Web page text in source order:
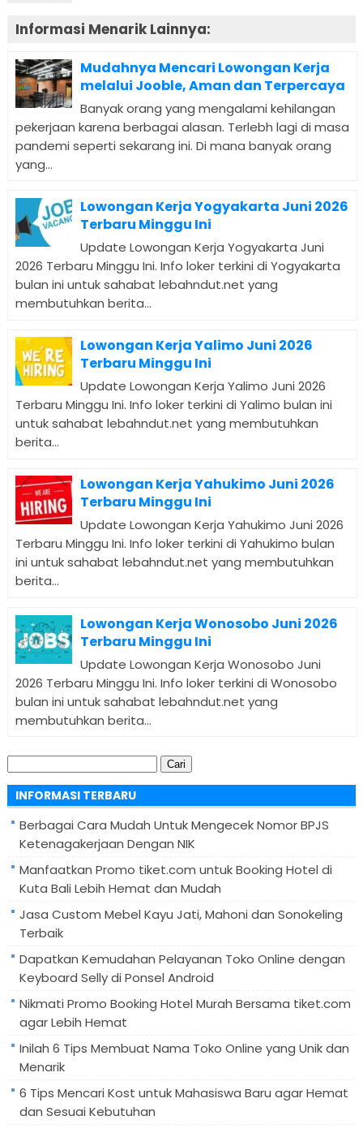
Informasi Menarik Lainnya:
Mudahnya Mencari Lowongan Kerja
melalui Jooble, Aman dan Terpercaya
Banyak orang yang mengalami kehilangan
pekerjaan karena berbagai alasan. Terlebh lagi di masa
pandemi seperti sekarang ini. Di mana banyak orang
yang...
Lowongan Kerja Yogyakarta Juni 2026
Terbaru Minggu Ini
Update Lowongan Kerja Yogyakarta Juni
2026 Terbaru Minggu Ini. Info loker terkini di Yogyakarta
bulan ini untuk sahabat lebahndut.net yang
membutuhkan berita...
Lowongan Kerja Yalimo Juni 2026
Terbaru Minggu Ini
Update Lowongan Kerja Yalimo Juni 2026
Terbaru Minggu Ini. Info loker terkini di Yalimo bulan ini
untuk sahabat lebahndut.net yang membutuhkan
berita...
Lowongan Kerja Yahukimo Juni 2026
Terbaru Minggu Ini
Update Lowongan Kerja Yahukimo Juni 2026
Terbaru Minggu Ini. Info loker terkini di Yahukimo bulan
ini untuk sahabat lebahndut.net yang membutuhkan
berita...
Lowongan Kerja Wonosobo Juni 2026
Terbaru Minggu Ini
Update Lowongan Kerja Wonosobo Juni
2026 Terbaru Minggu Ini. Info loker terkini di Wonosobo
bulan ini untuk sahabat lebahndut.net yang
membutuhkan berita...
untuk:
INFORMASI TERBARU
Berbagai Cara Mudah Untuk Mengecek Nomor BPJS
Ketenagakerjaan Dengan NIK
Manfaatkan Promo tiket.com untuk Booking Hotel di
Kuta Bali Lebih Hemat dan Mudah
Jasa Custom Mebel Kayu Jati, Mahoni dan Sonokeling
Terbaik
Dapatkan Kemudahan Pelayanan Toko Online dengan
Keyboard Selly di Ponsel Android
Nikmati Promo Booking Hotel Murah Bersama tiket.com
agar Lebih Hemat
Inilah 6 Tips Membuat Nama Toko Online yang Unik dan
Menarik
6 Tips Mencari Kost untuk Mahasiswa Baru agar Hemat
dan Sesuai Kebutuhan